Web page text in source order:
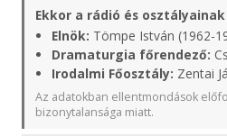
Ekkor a rádió és
Elnök: Tömpe István (1962-
Dramaturgia főrendező:
Irodalmi Főosztály: Zentai
Az adatokban ellentmondások
bizonytalansága miatt.